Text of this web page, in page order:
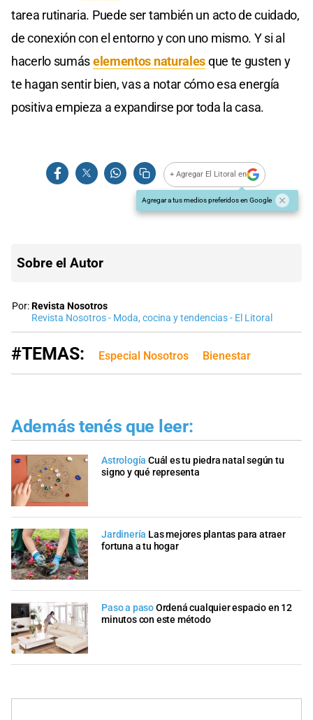
tarea rutinaria. Puede ser también un acto de cuidado,
de conexión con el entorno y con uno mismo. Y si al
hacerlo sumáselementos naturalesque te gusten y
te hagan sentir bien, vas a notar cómo esa energía
positiva empieza a expandirse por toda la casa.
+ Agregar El Litoral en
Agregar a tus medios preferidos en Google
Sobre el Autor
Por:Revista Nosotros
Revista Nosotros - Moda, cocina y tendencias - El Litoral
#TEMAS: Especial Nosotros Bienestar
Además tenés que leer:
Astrología Cuál es tu piedra natal según tu
signo y qué representa
Jardinería Las mejores plantas para atraer
fortuna a tu hogar
Paso a pasoOrdená cualquier espacio en 12
minutos con este método